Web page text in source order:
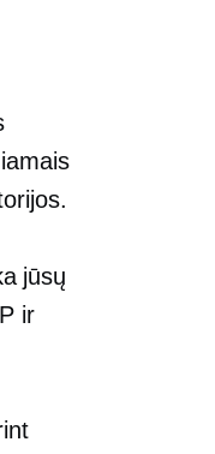
jūsų
ir